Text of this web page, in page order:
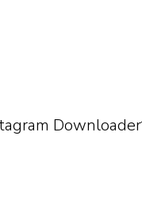
Downloader